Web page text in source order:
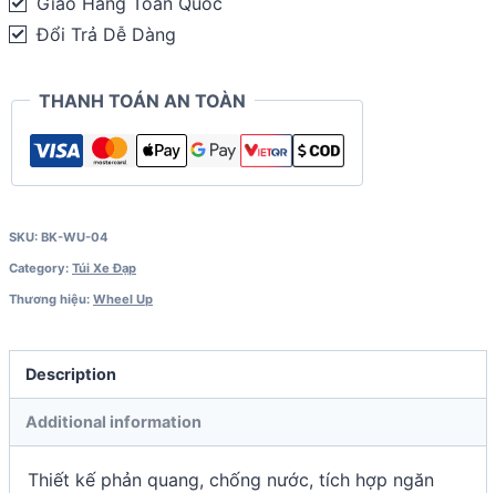
(SB-
Đổi Trả Dễ Dàng
THANH TOÁN AN TOÀN
SKU: BK-WU-04
Category: Túi Xe Đạp
Thương hiệu: Wheel Up
Description
Additional information
Thiết kế phản quang, chống nước, tích hợp ngăn